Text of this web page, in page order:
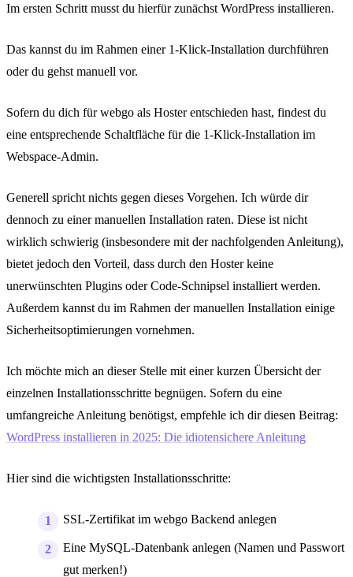
Im ersten Schritt musst du hierfür zunächst WordPress installieren.
Das kannst du im Rahmen einer 1-Klick-Installation durchführen
oder du gehst manuell vor.
Sofern du dich für webgo als Hoster entschieden hast, findest du
eine entsprechende Schaltfläche für die 1-Klick-Installation im
Webspace-Admin.
Generell spricht nichts gegen dieses Vorgehen. Ich würde dir
dennoch zu einer manuellen Installation raten. Diese ist nicht
wirklich schwierig (insbesondere mit der nachfolgenden Anleitung),
bietet jedoch den Vorteil, dass durch den Hoster keine
unerwünschten Plugins oder Code-Schnipsel installiert werden.
Außerdem kannst du im Rahmen der manuellen Installation einige
Sicherheitsoptimierungen vornehmen.
Ich möchte mich an dieser Stelle mit einer kurzen Übersicht der
einzelnen Installationsschritte begnügen. Sofern du eine
umfangreiche Anleitung benötigst, empfehle ich dir diesen Beitrag:
WordPress installieren in 2025: Die idiotensichere Anleitung
Hier sind die wichtigsten Installationsschritte:
SSL-Zertifikat im webgo Backend anlegen
Eine MySQL-Datenbank anlegen (Namen und Passwort
gut merken!)